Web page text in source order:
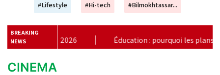
#Lifestyle #Hi-tech #Bilmokhtassar...
BREAKING
NEWS
Éducation : pourquoi les plans à dix ans ne
CINEMA